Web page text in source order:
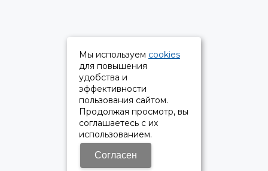
Мы используем cookies
для повышения
удобства и
эффективности
пользования сайтом.
Продолжая просмотр, вы
соглашаетесь с их
использованием.
Согласен